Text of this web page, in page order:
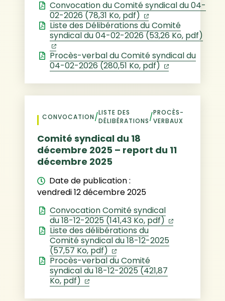
Convocation du Comité syndical du 04-
02-2026 (78,31 Ko, pdf)
(ouverture dans
Liste des Délibérations du Comité
syndical du 04-02-2026 (53,26 Ko, pdf)
(ouverture dans un nouvel onglet)
Procès-verbal du Comité syndical du
04-02-2026 (280,51 Ko, pdf)
(ouverture
CONVOCATION/LISTE DES
DÉLIBÉRATIONS/PROCÈS-
VERBAUX
Comité syndical du 18
décembre 2025 – report du 11
décembre 2025
Date de publication :
vendredi 12 décembre 2025
Convocation Comité syndical
du 18-12-2025 (141,43 Ko, pdf)
(ouverture
Liste des délibérations du
Comité syndical du 18-12-2025
(57,57 Ko, pdf)
(ouverture dans un nouvel
Procès-verbal du Comité
syndical du 18-12-2025 (421,87
Ko, pdf)
(ouverture dans un nouvel onglet)